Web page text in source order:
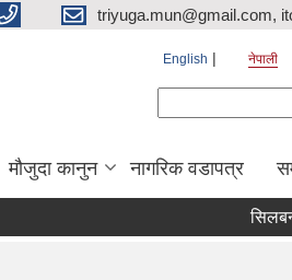
triyuga.mun@gmail.com,
English नेपाली
मौजुदा कानुन नागरिक वडापत्र